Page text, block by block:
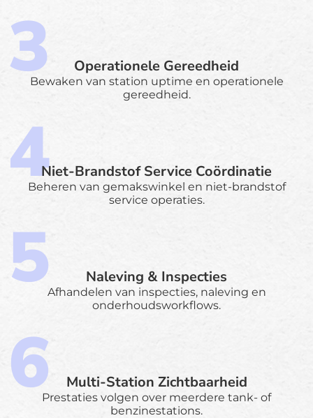
Operationele Gereedheid
Bewaken van station uptime en operationele
gereedheid.
Niet-Brandstof Service Coördinatie
Beheren van gemakswinkel en niet-brandstof
service operaties.
Naleving & Inspecties
Afhandelen van inspecties, naleving en
onderhoudsworkflows.
Multi-Station Zichtbaarheid
Prestaties volgen over meerdere tank- of
benzinestations.